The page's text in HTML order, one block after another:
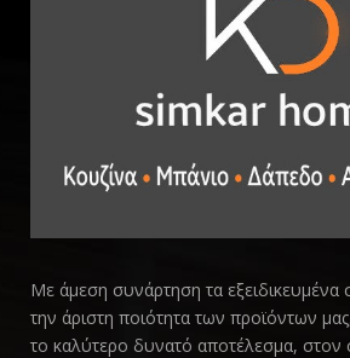
Με άμεση συνάρτηση τα εξειδικευμένα
την άριστη ποιότητα των προϊόντων
το καλύτερο δυνατό αποτέλεσμα,